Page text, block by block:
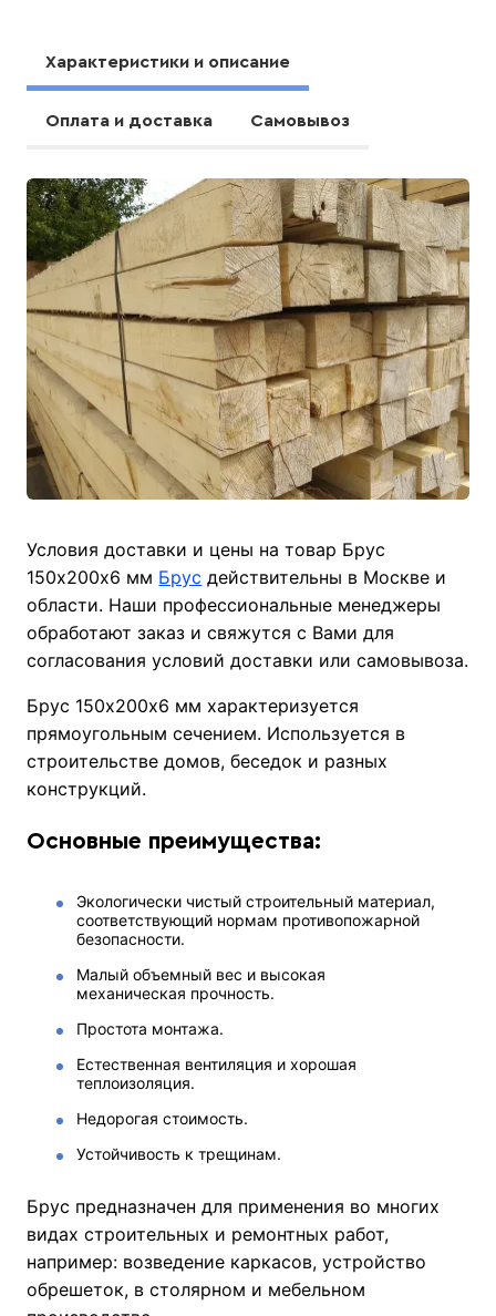
Характеристики и описание
Оплата и доставка Самовывоз
Условия доставки и цены на товар Брус
150х200х6 мм Брус действительны в Москве и
области. Наши профессиональные менеджеры
обработают заказ и свяжутся с Вами для
согласования условий доставки или самовывоза.
Брус 150х200х6 мм характеризуется
прямоугольным сечением. Используется в
строительстве домов, беседок и разных
конструкций.
Основные преимущества:
Экологически чистый строительный материал,
соответствующий нормам противопожарной
безопасности.
Малый объемный вес и высокая
механическая прочность.
Простота монтажа.
Естественная вентиляция и хорошая
теплоизоляция.
Недорогая стоимость.
Устойчивость к трещинам.
Брус предназначен для применения во многих
видах строительных и ремонтных работ,
например: возведение каркасов, устройство
обрешеток, в столярном и мебельном